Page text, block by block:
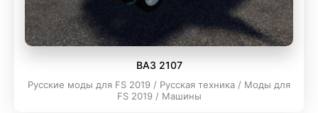
ВАЗ 2107
Русские моды для FS 2019 / Русская техника / Моды для
FS 2019 / Машины